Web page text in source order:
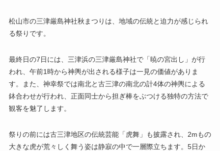
松山市の三津厳島神社秋まつりは、地域の伝統と迫力が感じられ
る祭りです。
最終日の7日には、三津浜の三津厳島神社で「暁の宮出し」が行
われ、午前1時から神輿が出される様子は一見の価値がありま
す。また、神幸祭では南北と古三津の南北の計4体の神輿による
鉢合わせが行われ、正面同士から担ぎ棒をぶつける独特の方法で
観客を魅了します。
祭りの前には古三津地区の伝統芸能「虎舞」も披露され、2mもの
大きな虎が荒々しく舞う姿は静寂の中で一層際立ちます。5日か